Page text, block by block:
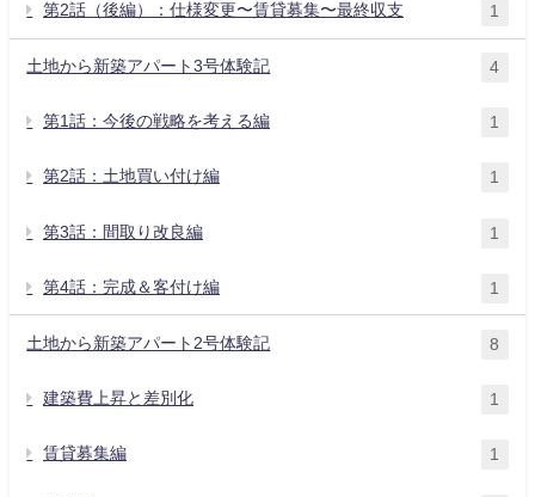
第2話（後編）：仕様変更〜賃貸募集〜最終収支 1
土地から新築アパート3号体験記 4
第1話：今後の戦略を考える編 1
第2話：土地買い付け編 1
第3話：間取り改良編 1
第4話：完成＆客付け編 1
土地から新築アパート2号体験記 8
建築費上昇と差別化 1
賃貸募集編 1